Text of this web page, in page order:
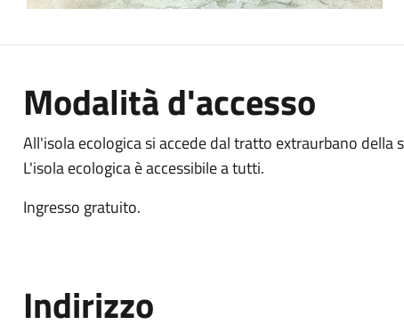
Modalità d'accesso
All'isola ecologica si accede dal tratto extraurbano della
L'isola ecologica è accessibile a tutti.
Ingresso gratuito.
Indirizzo